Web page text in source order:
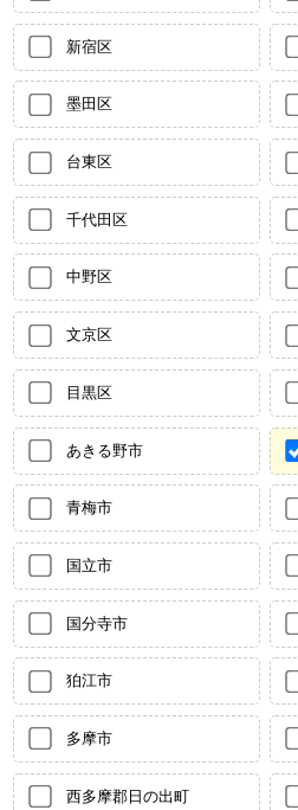
新宿区
墨田区
台東区
千代田区
中野区
文京区
目黒区
あきる野市
青梅市
国立市
国分寺市
狛江市
多摩市
西多摩郡日の出町